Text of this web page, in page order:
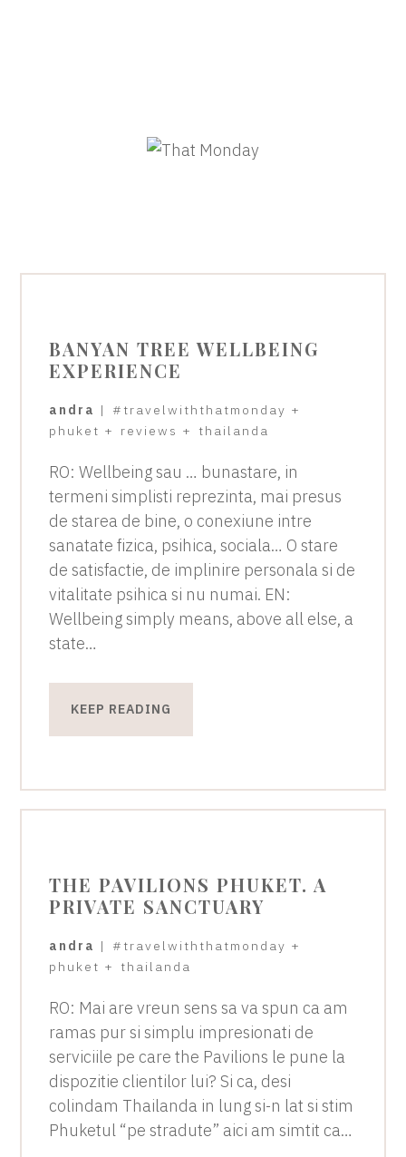
BANYAN TREE WELLBEING
EXPERIENCE
andra | #travelwiththatmonday +
phuket + reviews + thailanda
RO: Wellbeing sau … bunastare, in
termeni simplisti reprezinta, mai presus
de starea de bine, o conexiune intre
sanatate fizica, psihica, sociala… O stare
de satisfactie, de implinire personala si de
vitalitate psihica si nu numai. EN:
Wellbeing simply means, above all else, a
state…
KEEP READING
THE PAVILIONS PHUKET. A
PRIVATE SANCTUARY
andra | #travelwiththatmonday +
phuket + thailanda
RO: Mai are vreun sens sa va spun ca am
ramas pur si simplu impresionati de
serviciile pe care the Pavilions le pune la
dispozitie clientilor lui? Si ca, desi
colindam Thailanda in lung si-n lat si stim
Phuketul “pe stradute” aici am simtit ca…